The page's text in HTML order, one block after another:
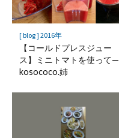
[ blog ] 2016年
【コールドプレスジュー
ス】ミニトマトを使って—
kosococo.姉